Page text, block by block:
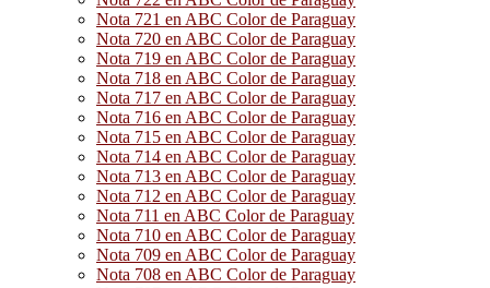
Nota 721 en ABC Color de Paraguay
Nota 720 en ABC Color de Paraguay
Nota 719 en ABC Color de Paraguay
Nota 718 en ABC Color de Paraguay
Nota 717 en ABC Color de Paraguay
Nota 716 en ABC Color de Paraguay
Nota 715 en ABC Color de Paraguay
Nota 714 en ABC Color de Paraguay
Nota 713 en ABC Color de Paraguay
Nota 712 en ABC Color de Paraguay
Nota 711 en ABC Color de Paraguay
Nota 710 en ABC Color de Paraguay
Nota 709 en ABC Color de Paraguay
Nota 708 en ABC Color de Paraguay